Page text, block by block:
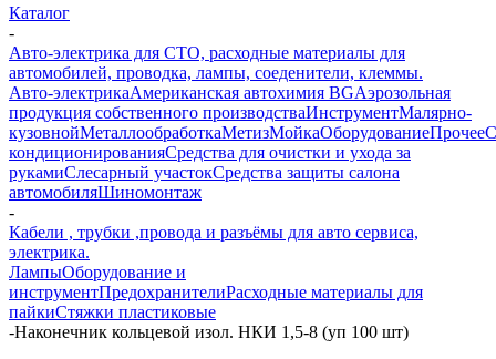
Каталог
-
Авто-электрика для СТО, расходные материалы для
автомобилей, проводка, лампы, соеденители, клеммы.
Авто-электрикаАмериканская автохимия BGАэрозольная
продукция собственного производстваИнструментМалярно-
кузовнойМеталлообработкаМетизМойкаОборудованиеПрочее
кондиционированияСредства для очистки и ухода за
рукамиСлесарный участокСредства защиты салона
автомобиляШиномонтаж
-
Кабели , трубки ,провода и разъёмы для авто сервиса,
электрика.
ЛампыОборудование и
инструментПредохранителиРасходные материалы для
пайкиСтяжки пластиковые
-Наконечник кольцевой изол. НКИ 1,5-8 (уп 100 шт)